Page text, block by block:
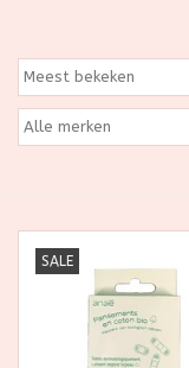
Huishoudartikelen
Ditjes & Datjes
Kadootjes
SALE